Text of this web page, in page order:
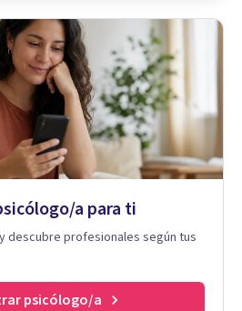
a para ti
descubre profesionales según tus
psicólogo/a